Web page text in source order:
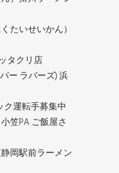
たいせいかん）
タクリ店
ー ラバーズ) 浜
運転手募集中
笠PA ご飯屋さ
岡駅前ラーメン